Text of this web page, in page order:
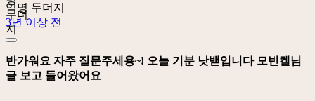
익명 두더지
3년 이상 전
반가워요 자주 질문주세용~! 오늘 기분 낫밷입니다 모빈켈님
글 보고 들어왔어요